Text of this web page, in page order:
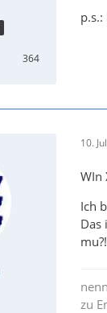
364
10.
WIn
Ich
Das
mu?!
zu